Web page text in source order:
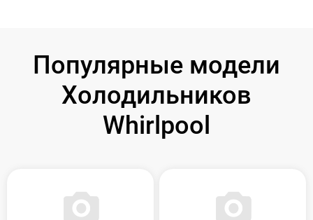
Популярные модели
Холодильников
Whirlpool